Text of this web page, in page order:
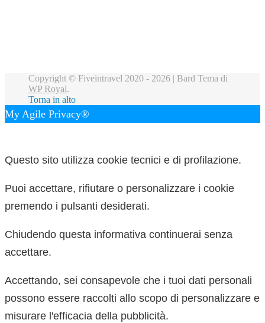
Copyright © Fiveintravel 2020 - 2026 | Bard Tema di
WP Royal.
Torna in alto
My Agile Privacy®
Questo sito utilizza cookie tecnici e di profilazione.
Puoi accettare, rifiutare o personalizzare i cookie
premendo i pulsanti desiderati.
Chiudendo questa informativa continuerai senza
accettare.
Accettando, sei consapevole che i tuoi dati personali
possono essere raccolti allo scopo di personalizzare e
misurare l'efficacia della pubblicità.